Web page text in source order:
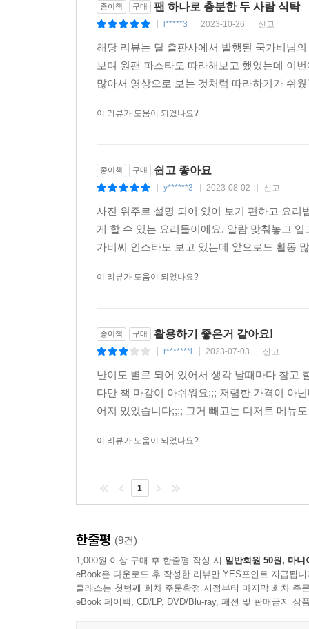
종이책 구매 팬 하나로 충분한 두 사람 식탁
l*****3 2023-10-26 신고
해당 리뷰는 달 출판사에서 발행된 국가비님
보며 원팬 파스타도 따라해보고 했었는데 이
많아서 영상으로 보는 것처럼 따라하기가 쉬
이 리뷰가 도움이 되었나요?
종이책 구매 쉽고 좋아요
y******3 2023-08-02 신고
사진 위주로 설명 되어 있어 보기 편하고 요
게 할 수 있는 요리들이에요. 알람 맞춰놓고
가비씨 인스타도 보고 있는데 앞으로도 활동
이 리뷰가 도움이 되었나요?
종이책 구매 활용하기 좋은거 같아요!
r*******l 2023-07-03 신고
난이도 별로 되어 있어서 생각 날때마다 참고
다만 책 마감이 아쉬워요;;; 저렴한 가격이 아
어져 있었습니다;;;; 그거 빼고는 디저트 메뉴
이 리뷰가 도움이 되었나요?
1
한줄평 (9건)
1,000원 이상 구매 후 한줄평 작성 시 일반회원 50원, 마니
eBook은 다운로드 후 작성한 리뷰만 YES포인트 지급됩니
클래스는 첫번째 회차 주문확정 시점부터 마지막 회차 주
eBook 페이백, CD/LP, DVD/Blu-ray, 패션 및 판매금지 상